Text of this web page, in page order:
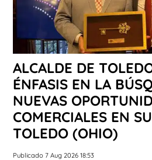
ALCALDE DE
ÉNFASIS EN LA
NUEVAS
COMERCIALES EN
TOLEDO (OHIO)
Publicado 7 Aug 2026 18:53